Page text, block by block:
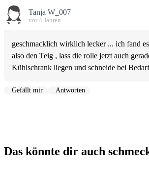
Tanja W_007
vor 4 Jahren
geschmacklich wirklich lecker ... ich fand
also den Teig , lass die rolle jetzt auch
Kühlschrank liegen und schneide bei
Gefällt mir Antworten
Das könnte dir auch